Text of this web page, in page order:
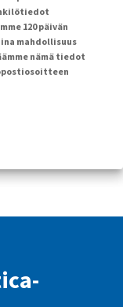
120 päivän
mahdollisuus
nämä tiedot